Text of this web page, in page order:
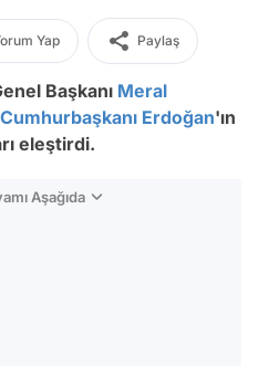
Yap Paylaş
Başkanı Meral
Cumhurbaşkanı Erdoğan'ın
eleştirdi.
Aşağıda